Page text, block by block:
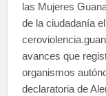
las Mujeres
de la ciudadanía
avances que
organismos
declaratoria de